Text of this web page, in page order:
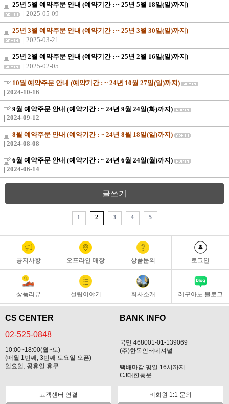
25년 5월 예약주문 안내 (예약기간 : ~ 25년 5월 18일(일)까지)
| 2025-05-09
25년 3월 예약주문 안내 (예약기간 : ~ 25년 3월 30일(일)까지)
| 2025-03-21
25년 2월 예약주문 안내 (예약기간 : ~ 25년 2월 16일(일)까지)
| 2025-02-05
10월 예약주문 안내 (예약기간 : ~ 24년 10월 27일(일)까지)
| 2024-10-16
9월 예약주문 안내 (예약기간 : ~ 24년 9월 24일(화)까지)
| 2024-09-12
8월 예약주문 안내 (예약기간 : ~ 24년 8월 18일(일)까지)
| 2024-08-08
6월 예약주문 안내 (예약기간 : ~ 24년 6월 24일(월)까지)
| 2024-06-14
글쓰기
1 2 3 4 5
공지사항 오프라인 매장 상품문의 로그인
상품리뷰 설립이야기 회사소개 레구아노 블로그
CS CENTER
02-525-0848
10:00~18:00(월~토)
(매월 1번째, 3번째 토요일 오픈)
일요일, 공휴일 휴무
BANK INFO
국민 468001-01-139069
(주)한독인터네셔널
---------------------
택배마감:평일 16시까지
CJ대한통운
고객센터 연결 비회원 1:1 문의